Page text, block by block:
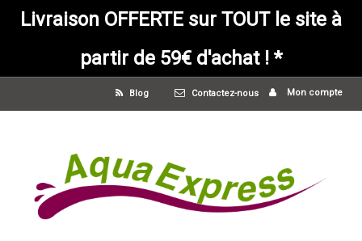
Livraison OFFERTE sur TOUT le site à
partir de 59€ d'achat ! *
Mon compte
Contactez-nous
Blog